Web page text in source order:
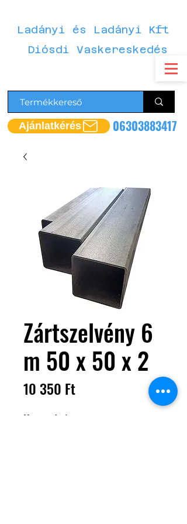
Ladányi és Ladányi Kft
Diósdi Vaskereskedés
Ajánlatkérés 06303883417
Zártszelvény 6
m 50 x 50 x 2
10 350 FtÁr
Mennyiség *